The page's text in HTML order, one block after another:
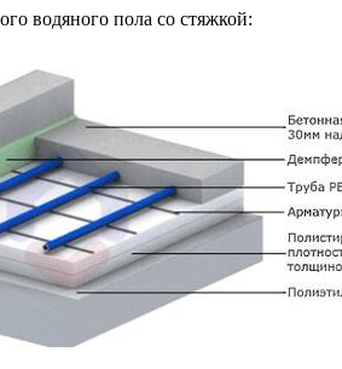
водяного пола со стяжкой: